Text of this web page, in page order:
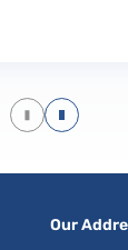
Our